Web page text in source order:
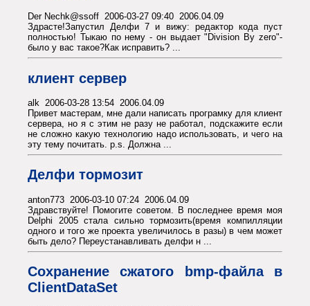
Der Nechk@ssoff 2006-03-27 09:40 2006.04.09
Здрасте!Запустил Делфи 7 и вижу: редактор кода пуст
полностью! Тыкаю по нему - он выдает "Division By zero"-
было у вас такое?Как исправить? ...
клиент сервер
alk 2006-03-28 13:54 2006.04.09
Привет мастерам, мне дали написать програмку для клиент
сервера, но я с этим не разу не работал, подскажите если
не сложно какую технологию надо использовать, и чего на
эту тему почитать. p.s. Должна ...
Делфи тормозит
anton773 2006-03-10 07:24 2006.04.09
Здравствуйте! Помогите советом. В последнее время моя
Delphi 2005 стала сильно тормозить(время компилляции
одного и того же проекта увеличилось в разы) в чем может
быть дело? Переустанавливать делфи н ...
Сохранение сжатого bmp-файла в
ClientDataSet